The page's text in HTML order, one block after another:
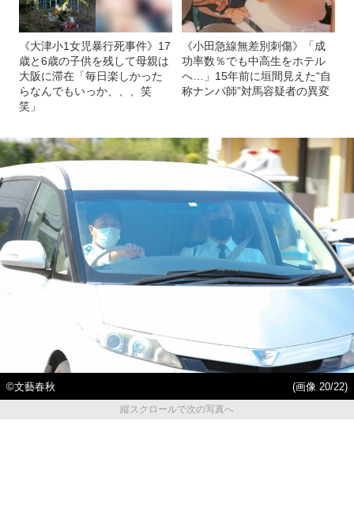
《大津小1女児暴行死事件》17
歳と6歳の子供を残して母親は
大阪に滞在「毎日楽しかった
らなんでもいっか、、、笑
笑」
《小田急線無差別刺傷》「成
功率数％でも中高生をホテル
へ…」15年前に垣間見えた“自
称ナンパ師”対馬容疑者の異変
©文藝春秋
(画像 20/22)
縦スクロールで次の写真へ